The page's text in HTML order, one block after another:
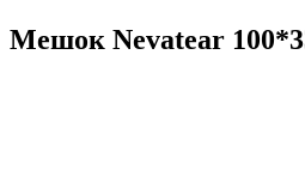
Мешок Nevatear